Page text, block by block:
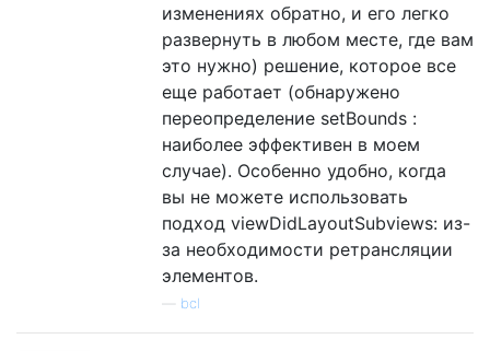
изменениях обратно, и его легко
развернуть в любом месте, где вам
это нужно) решение, которое все
еще работает (обнаружено
переопределение setBounds :
наиболее эффективен в моем
случае). Особенно удобно, когда
вы не можете использовать
подход viewDidLayoutSubviews: из-
за необходимости ретрансляции
элементов.
bcl